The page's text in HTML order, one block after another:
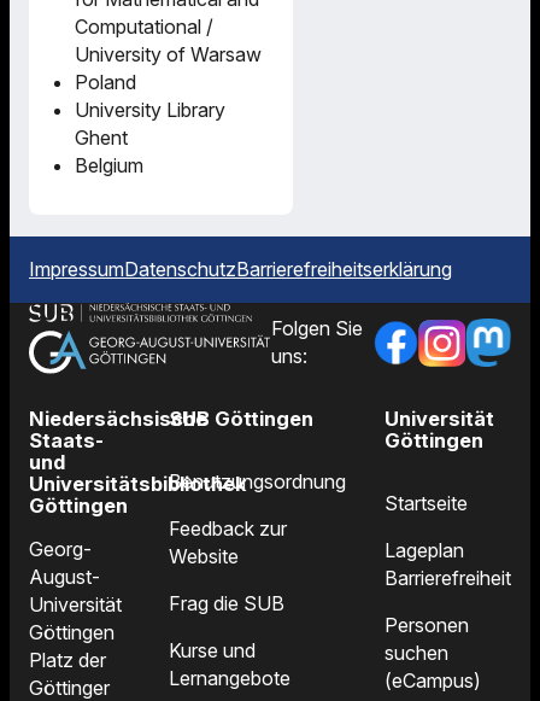
Computational /
University of Warsaw
Poland
University Library
Ghent
Belgium
ImpressumDatenschutzBarrierefreiheitserklärung
Folgen Sie
uns:
Niedersächsische
Staats-
und
Universitätsbibliothek
Göttingen
Georg-
August-
Universität
Göttingen
Platz der
Göttinger
SUB Göttingen
Benutzungsordnung
Feedback zur
Website
Frag die SUB
Kurse und
Lernangebote
Universität
Göttingen
Startseite
Lageplan
Barrierefreiheit
Personen
suchen
(eCampus)